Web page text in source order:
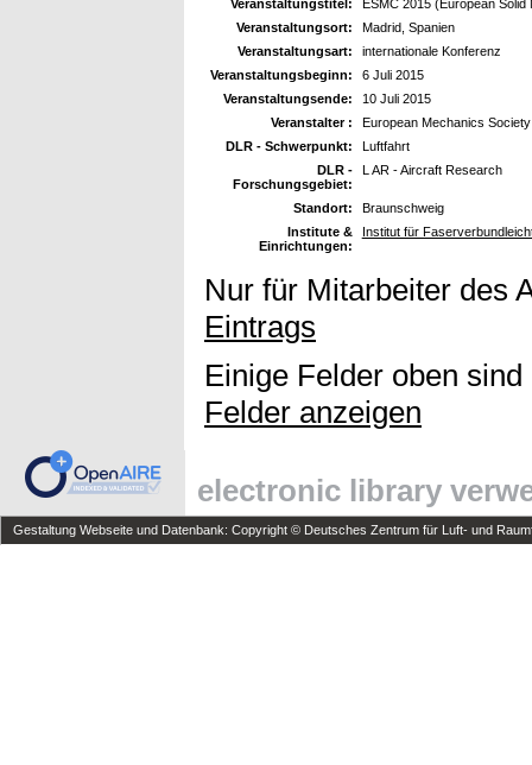
Veranstaltungstitel:
ESMC 2015 (European
Veranstaltungsort:
Madrid, Spanien
Veranstaltungsart:
internationale Konferenz
Veranstaltungsbeginn:
6 Juli 2015
Veranstaltungsende:
10 Juli 2015
Veranstalter :
European Mechanics Society
DLR - Schwerpunkt:
Luftfahrt
DLR -
Forschungsgebiet:
L AR - Aircraft Research
Standort:
Braunschweig
Institute &
Einrichtungen:
Institut für
Nur für Mitarbeiter des
Eintrags
Einige Felder oben
Felder anzeigen
electronic library
Gestaltung Webseite und Datenbank: Copyright © Deutsches Zentrum für Luft- und